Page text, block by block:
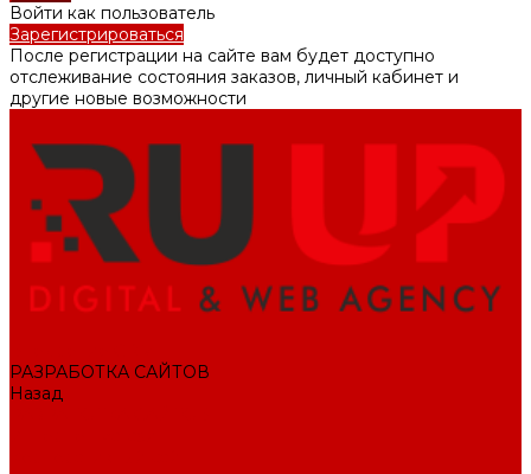
Войти как пользователь
Зарегистрироваться
После регистрации на сайте вам будет доступно
отслеживание состояния заказов, личный кабинет и
другие новые возможности
РАЗРАБОТКА САЙТОВ
Назад